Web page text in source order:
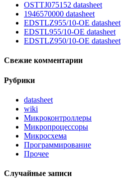
OSTTJ075152 datasheet
1946570000 datasheet
EDSTLZ955/10-OE datasheet
EDSTL955/10-OE datasheet
EDSTLZ950/10-OE datasheet
Свежие комментарии
Рубрики
datasheet
wiki
Микроконтроллеры
Микропроцессоры
Микросхема
Программирование
Прочее
Случайные записи